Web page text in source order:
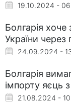
19.10.2024 -
Болгарія
України через
24.09.2024 -
Болгарія
імпорту яєць
21.08.2024 -